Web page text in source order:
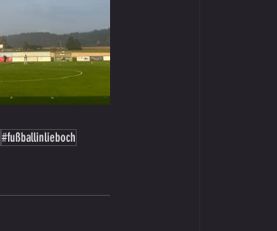
#fußballinlieboch